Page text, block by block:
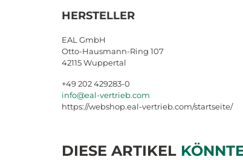
HERSTELLER
EAL GmbH
Otto-Hausmann-Ring 107
42115 Wuppertal
+49 202 429283-0
info@eal-vertrieb.com
https://webshop.eal-vertrieb.com/startseite/
DIESE ARTIKEL